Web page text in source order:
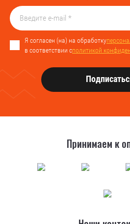
Я согласен (на) на обработку
в соответствии сполитикой
Принимаем к